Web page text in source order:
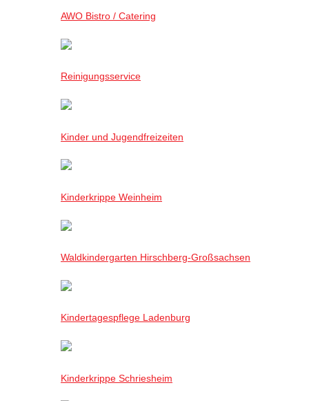
AWO Bistro / Catering
Reinigungsservice
Kinder und Jugendfreizeiten
Kinderkrippe Weinheim
Waldkindergarten Hirschberg-Großsachsen
Kindertagespflege Ladenburg
Kinderkrippe Schriesheim